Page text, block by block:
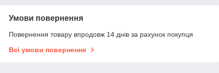
Умови повернення
Повернення товару впродовж 14 днів за рахунок покупця
Всі умови повернення